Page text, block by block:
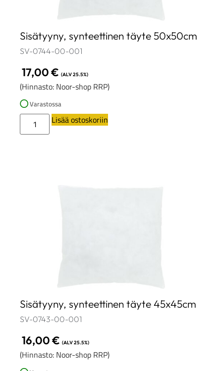
Sisätyyny, synteettinen täyte 50x50cm
SV-0744-00-001
17,00€ (ALV 25.5%)
(Hinnasto: Noor-shop RRP)
Varastossa
Lisää ostoskoriin
Sisätyyny, synteettinen täyte 45x45cm
SV-0743-00-001
16,00€ (ALV 25.5%)
(Hinnasto: Noor-shop RRP)